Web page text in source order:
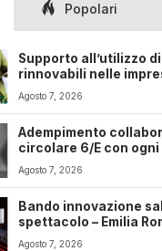
Popolari
Supporto all’utilizzo
rinnovabili nelle
Romagna
Agosto 7, 2026
Adempimento
circolare 6/E con
riforma fiscale
Agosto 7, 2026
Bando innovazione
spettacolo – Emilia
Agosto 7, 2026